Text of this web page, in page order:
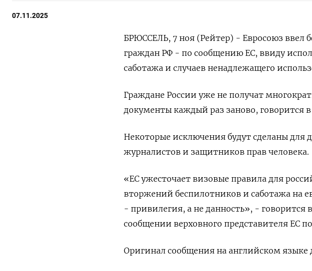
07.11.2025
БРЮССЕЛЬ, 7 ноя (Рейтер) - Евросоюз ввел
граждан РФ - по сообщению ЕС, ввиду
саботажа и случаев ненадлежащего
Граждане России уже не получат
документы каждый раз заново, говорится
Некоторые исключения будут сделаны для
журналистов и защитников прав человека.
«ЕС ужесточает визовые правила для
вторжений беспилотников и саботажа на
- привилегия, а не данность», -
сообщении верховного представителя ЕС
Оригинал сообщения на английском языке